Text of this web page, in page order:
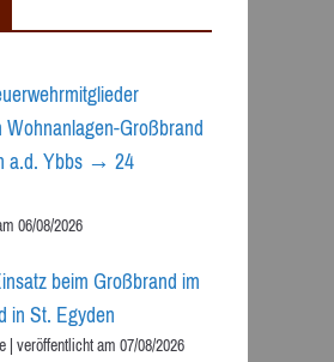
Großbrand
a.d. Ybbs → 24
06/08/2026
beim Großbrand im
in St. Egyden
|veröffentlicht am 07/08/2026